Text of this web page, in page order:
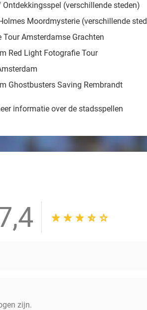
Ontdekkingsspel (verschillende steden)
Moordmysterie (verschillende
Tour Amsterdamse Grachten
Red Light Fotografie Tour
Ghostbusters Saving Rembrandt
informatie over de stadsspellen
zijn.